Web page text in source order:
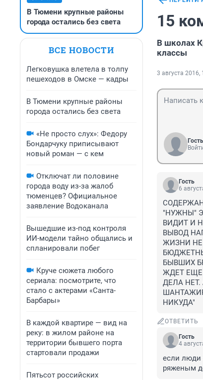
В Тюмени крупные районы
города остались без света
ВСЕ НОВОСТИ
Легковушка влетела в толпу
пешеходов в Омске — кадры
В Тюмени крупные районы
города остались без света
«Не просто слух»: Федору
Бондарчуку приписывают
новый роман — с кем
Отключат ли половине
города воду из-за жалоб
тюменцев? Официальное
заявление Водоканала
Вышедшие из-под контроля
ИИ-модели тайно общались и
спланировали побег
Круче сюжета любого
сериала: посмотрите, что
стало с актерами «Санта-
Барбары»
В каждой квартире — вид на
реку: в жилом районе на
территории бывшего порта
стартовали продажи
Пятьсот российских
15
В школах
классы
3 августа 2016,
Гость
Гость
6
"НУЖНЫ"
ВИДИТ И
ВЫВОД
ЖИЗНИ НЕ
БЫВШИХ
ЖДЕТ ЕЩЕ
ДЕЛА
НИКУДА"
ОТВЕТИТЬ
Гость
4
если люди
ряженым